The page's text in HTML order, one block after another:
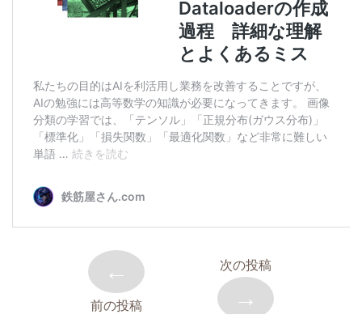
←
前の投稿
次の投稿
→